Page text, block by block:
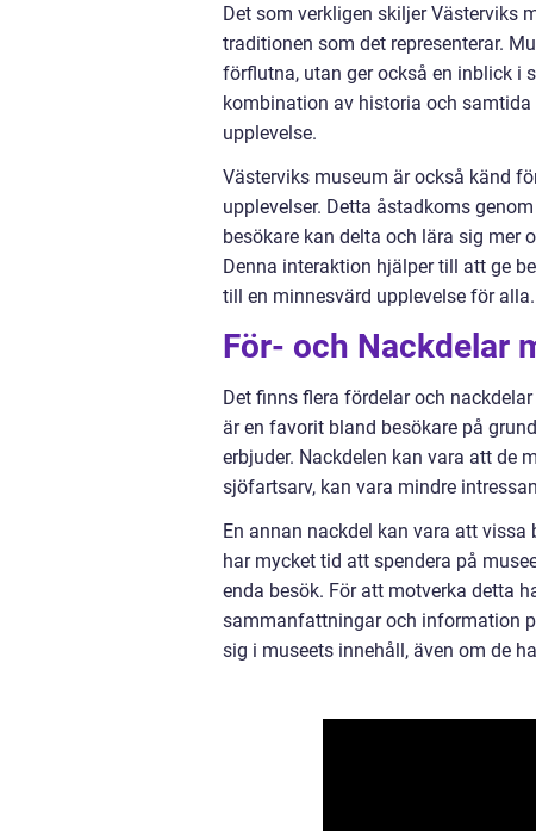
Det som verkligen skiljer Västerviks
traditionen som det representerar.
förflutna, utan ger också en inblick i
kombination av historia och
upplevelse.
Västerviks museum är också känd
upplevelser. Detta åstadkoms
besökare kan delta och lära sig mer
Denna interaktion hjälper till att ge
till en minnesvärd upplevelse för alla.
För- och Nackdelar
Det finns flera fördelar och
är en favorit bland besökare på
erbjuder. Nackdelen kan vara att de
sjöfartsarv, kan vara mindre
En annan nackdel kan vara att
har mycket tid att spendera på
enda besök. För att motverka detta
sammanfattningar och information
sig i museets innehåll, även om de